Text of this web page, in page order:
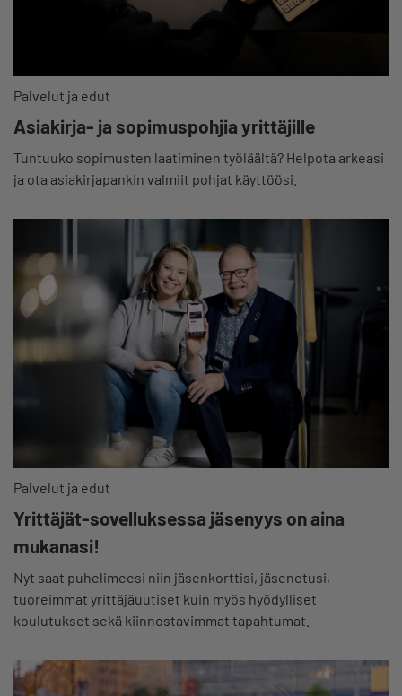
Palvelut ja edut
Asiakirja- ja sopimuspohjia yrittäjille
Tuntuuko sopimusten laatiminen työläältä? Helpota arkeasi
ja ota asiakirjapankin valmiit pohjat käyttöösi.
Palvelut ja edut
Yrittäjät-sovelluksessa jäsenyys on aina
mukanasi!
Nyt saat puhelimeesi niin jäsenkorttisi, jäsenetusi,
tuoreimmat yrittäjäuutiset kuin myös hyödylliset
koulutukset sekä kiinnostavimmat tapahtumat.